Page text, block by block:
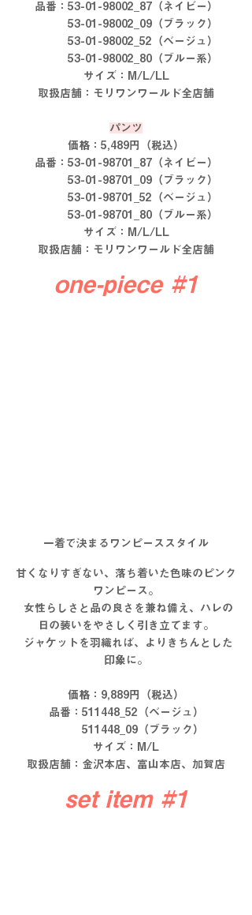
品番：53-01-98002_87（ネイビー）
53-01-98002_09（ブラック）
53-01-98002_52（ベージュ）
53-01-98002_80（ブルー系）
サイズ：M/L/LL
取扱店舗：モリワンワールド全店舗
パンツ
価格：5,489円（税込）
品番：53-01-98701_87（ネイビー）
53-01-98701_09（ブラック）
53-01-98701_52（ベージュ）
53-01-98701_80（ブルー系）
サイズ：M/L/LL
取扱店舗：モリワンワールド全店舗
one-piece #1
一着で決まるワンピーススタイル
甘くなりすぎない、落ち着いた色味のピンク
ワンピース。
日の装いをやさしく引き立てます。
印象に。
価格：9,889円（税込）
品番：511448_52（ベージュ）
511448_09（ブラック）
サイズ：M/L
取扱店舗：金沢本店、富山本店、加賀店
set item #1